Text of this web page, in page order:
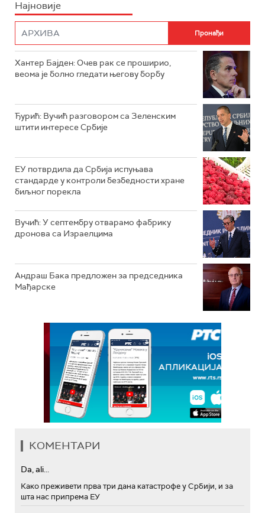
Најновије
Хантер Бајден: Очев рак се проширио,
веома је болно гледати његову борбу
Ђурић: Вучић разговором са Зеленским
штити интересе Србије
ЕУ потврдила да Србија испуњава
стандарде у контроли безбедности хране
биљног порекла
Вучић: У септембру отварамо фабрику
дронова са Израелцима
Андраш Бакa предложен за председника
Мађарске
КОМЕНТАРИ
Da, ali...
Како преживети прва три дана катастрофе у Србији, и за
шта нас припрема ЕУ